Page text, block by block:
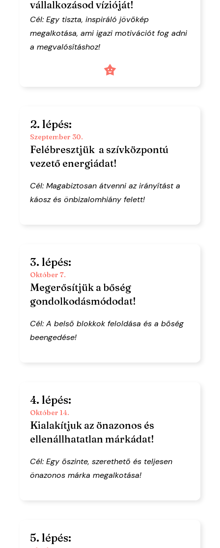
vállalkozásod vízióját!
Cél: Egy tiszta, inspiráló jövőkép
megalkotása, ami igazi motivációt fog adni
a megvalósításhoz!
2. lépés:
Szeptember 30.
Felébresztjük a szívközpontú
vezető energiádat!
Cél: Magabiztosan átvenni az irányítást a
káosz és önbizalomhiány felett!
3. lépés:
Október 7.
Megerősítjük a bőség
gondolkodásmódodat!
Cél: A belső blokkok feloldása és a bőség
beengedése!
4. lépés:
Október 14.
Kialakítjuk az önazonos és
ellenállhatatlan márkádat!
Cél: Egy őszinte, szerethető és teljesen
önazonos márka megalkotása!
5. lépés: